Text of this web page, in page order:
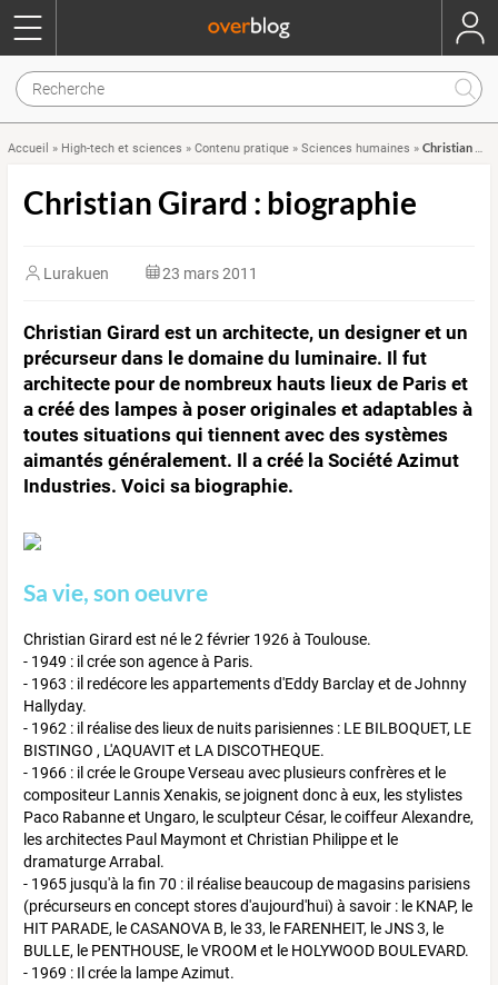
Accueil » High-tech et sciences » Contenu pratique » Sciences humaines » Christian Girard : biographie
Christian Girard : biographie
Lurakuen 23 mars 2011
Christian Girard est un architecte, un designer et un
précurseur dans le domaine du luminaire. Il fut
architecte pour de nombreux hauts lieux de Paris et
a créé des lampes à poser originales et adaptables à
toutes situations qui tiennent avec des systèmes
aimantés généralement. Il a créé la Société Azimut
Industries. Voici sa biographie.
Sa vie, son oeuvre
Christian Girard est né le 2 février 1926 à Toulouse.
- 1949 : il crée son agence à Paris.
- 1963 : il redécore les appartements d'Eddy Barclay et de Johnny
Hallyday.
- 1962 : il réalise des lieux de nuits parisiennes : LE BILBOQUET, LE
BISTINGO , L'AQUAVIT et LA DISCOTHEQUE.
- 1966 : il crée le Groupe Verseau avec plusieurs confrères et le
compositeur Lannis Xenakis, se joignent donc à eux, les stylistes
Paco Rabanne et Ungaro, le sculpteur César, le coiffeur Alexandre,
les architectes Paul Maymont et Christian Philippe et le
dramaturge Arrabal.
- 1965 jusqu'à la fin 70 : il réalise beaucoup de magasins parisiens
(précurseurs en concept stores d'aujourd'hui) à savoir : le KNAP, le
HIT PARADE, le CASANOVA B, le 33, le FARENHEIT, le JNS 3, le
BULLE, le PENTHOUSE, le VROOM et le HOLYWOOD BOULEVARD.
- 1969 : Il crée la lampe Azimut.